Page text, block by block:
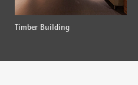
Timber Building